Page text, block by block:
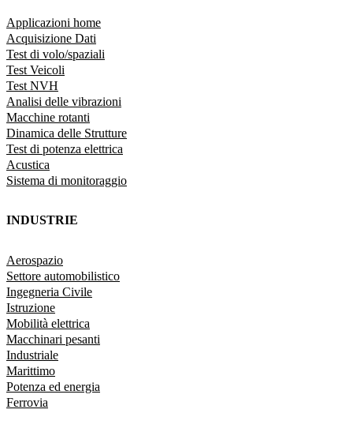
Applicazioni home
Acquisizione Dati
Test di volo/spaziali
Test Veicoli
Test NVH
Analisi delle vibrazioni
Macchine rotanti
Dinamica delle Strutture
Test di potenza elettrica
Acustica
Sistema di monitoraggio
INDUSTRIE
Aerospazio
Settore automobilistico
Ingegneria Civile
Istruzione
Mobilità elettrica
Macchinari pesanti
Industriale
Marittimo
Potenza ed energia
Ferrovia